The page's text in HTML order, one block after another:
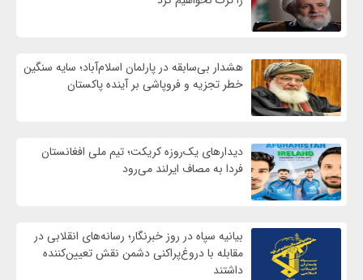
هشدار بی‌سابقه در پارلمان اسلام‌آباد؛ سایه سنگین
خطر تجزیه و فروپاشی بر آینده پاکستان
دیدارهای یک‌روزه کریکت؛ تیم ملی افغانستان
فردا به مصاف ایرلند می‌رود
بیانیه سپاه در روز خبرنگار؛ رسانه‌های انقلابی در
مقابله با دروغ‌پراکنی دشمن نقش تعیین‌کننده
داشتند